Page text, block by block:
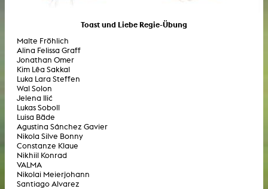
Toast und Liebe Regie-Übung
Malte Fröhlich
Alina Felissa Graff
Jonathan Omer
Kim Lêa Sakkal
Luka Lara Steffen
Wal Solon
Jelena Ilić
Lukas Soboll
Luisa Bäde
Agustina Sánchez Gavier
Nikola Silve Bonny
Constanze Klaue
Nikhiil Konrad
VALMA
Nikolai Meierjohann
Santiago Alvarez